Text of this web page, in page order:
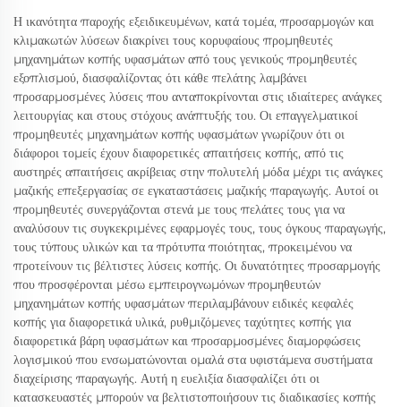
Η ικανότητα παροχής εξειδικευμένων, κατά τομέα, προσαρμογών και
κλιμακωτών λύσεων διακρίνει τους κορυφαίους προμηθευτές
μηχανημάτων κοπής υφασμάτων από τους γενικούς προμηθευτές
εξοπλισμού, διασφαλίζοντας ότι κάθε πελάτης λαμβάνει
προσαρμοσμένες λύσεις που ανταποκρίνονται στις ιδιαίτερες ανάγκες
λειτουργίας και στους στόχους ανάπτυξής του. Οι επαγγελματικοί
προμηθευτές μηχανημάτων κοπής υφασμάτων γνωρίζουν ότι οι
διάφοροι τομείς έχουν διαφορετικές απαιτήσεις κοπής, από τις
αυστηρές απαιτήσεις ακρίβειας στην πολυτελή μόδα μέχρι τις ανάγκες
μαζικής επεξεργασίας σε εγκαταστάσεις μαζικής παραγωγής. Αυτοί οι
προμηθευτές συνεργάζονται στενά με τους πελάτες τους για να
αναλύσουν τις συγκεκριμένες εφαρμογές τους, τους όγκους παραγωγής,
τους τύπους υλικών και τα πρότυπα ποιότητας, προκειμένου να
προτείνουν τις βέλτιστες λύσεις κοπής. Οι δυνατότητες προσαρμογής
που προσφέρονται μέσω εμπειρογνωμόνων προμηθευτών
μηχανημάτων κοπής υφασμάτων περιλαμβάνουν ειδικές κεφαλές
κοπής για διαφορετικά υλικά, ρυθμιζόμενες ταχύτητες κοπής για
διαφορετικά βάρη υφασμάτων και προσαρμοσμένες διαμορφώσεις
λογισμικού που ενσωματώνονται ομαλά στα υφιστάμενα συστήματα
διαχείρισης παραγωγής. Αυτή η ευελιξία διασφαλίζει ότι οι
κατασκευαστές μπορούν να βελτιστοποιήσουν τις διαδικασίες κοπής